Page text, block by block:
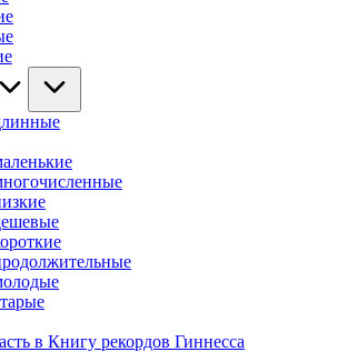
в Книгу рекордов Гиннесса